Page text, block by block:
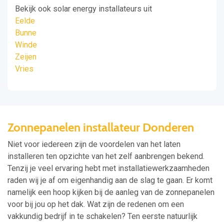
Bekijk ook solar energy installateurs uit
Eelde
Bunne
Winde
Zeijen
Vries
Zonnepanelen installateur Donderen
Niet voor iedereen zijn de voordelen van het laten
installeren ten opzichte van het zelf aanbrengen bekend.
Tenzij je veel ervaring hebt met installatiewerkzaamheden
raden wij je af om eigenhandig aan de slag te gaan. Er komt
namelijk een hoop kijken bij de aanleg van de zonnepanelen
voor bij jou op het dak. Wat zijn de redenen om een
vakkundig bedrijf in te schakelen? Ten eerste natuurlijk